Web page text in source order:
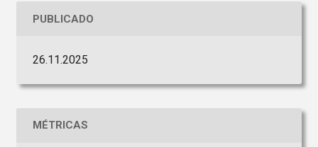
PUBLICADO
26.11.2025
MÉTRICAS